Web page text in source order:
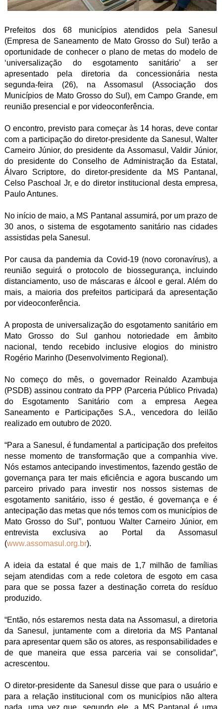
Prefeitos dos 68 municípios atendidos pela Sanesul
(Empresa de Saneamento de Mato Grosso do Sul) terão a
oportunidade de conhecer o plano de metas do modelo de
‘universalização do esgotamento sanitário’ a ser
apresentado pela diretoria da concessionária nesta
segunda-feira (26), na Assomasul (Associação dos
Municípios de Mato Grosso do Sul), em Campo Grande, em
reunião presencial e por videoconferência.
O encontro, previsto para começar às 14 horas, deve contar
com a participação do diretor-presidente da Sanesul, Walter
Carneiro Júnior, do presidente da Assomasul, Valdir Júnior,
do presidente do Conselho de Administração da Estatal,
Álvaro Scriptore, do diretor-presidente da MS Pantanal,
Celso Paschoal Jr, e do diretor institucional desta empresa,
Paulo Antunes.
No início de maio, a MS Pantanal assumirá, por um prazo de
30 anos, o sistema de esgotamento sanitário nas cidades
assistidas pela Sanesul.
Por causa da pandemia da Covid-19 (novo coronavírus), a
reunião seguirá o protocolo de biossegurança, incluindo
distanciamento, uso de máscaras e álcool e geral. Além do
mais, a maioria dos prefeitos participará da apresentação
por videoconferência.
A proposta de universalização do esgotamento sanitário em
Mato Grosso do Sul ganhou notoriedade em âmbito
nacional, tendo recebido inclusive elogios do ministro
Rogério Marinho (Desenvolvimento Regional).
No começo do mês, o governador Reinaldo Azambuja
(PSDB) assinou contrato da PPP (Parceria Público Privada)
do Esgotamento Sanitário com a empresa Aegea
Saneamento e Participações S.A., vencedora do leilão
realizado em outubro de 2020.
“Para a Sanesul, é fundamental a participação dos prefeitos
nesse momento de transformação que a companhia vive.
Nós estamos antecipando investimentos, fazendo gestão de
governança para ter mais eficiência e agora buscando um
parceiro privado para investir nos nossos sistemas de
esgotamento sanitário, isso é gestão, é governança e é
antecipação das metas que nós temos com os municípios de
Mato Grosso do Sul”, pontuou Walter Carneiro Júnior, em
entrevista exclusiva ao Portal da Assomasul
(www.assomasul.org.br).
A ideia da estatal é que mais de 1,7 milhão de famílias
sejam atendidas com a rede coletora de esgoto em casa
para que se possa fazer a destinação correta do resíduo
produzido.
“Então, nós estaremos nesta data na Assomasul, a diretoria
da Sanesul, juntamente com a diretoria da MS Pantanal
para apresentar quem são os atores, as responsabilidades e
de que maneira que essa parceria vai se consolidar”,
acrescentou.
O diretor-presidente da Sanesul disse que para o usuário e
para a relação institucional com os municípios não altera
nada, uma vez que, segundo ele, a MS Pantanal é uma